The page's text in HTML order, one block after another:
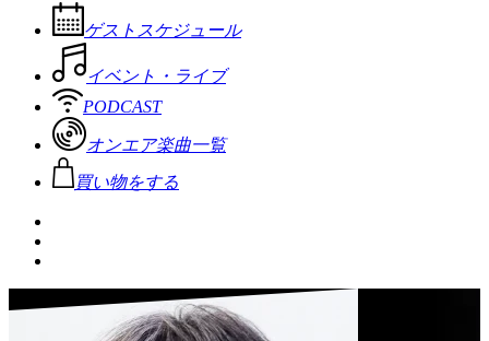
ゲストスケジュール
イベント・ライブ
PODCAST
オンエア楽曲一覧
買い物をする